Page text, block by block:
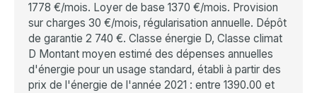
1778 €/mois. Loyer de base 1370 €/mois. Provision
sur charges 30 €/mois, régularisation annuelle. Dépôt
de garantie 2 740 €. Classe énergie D, Classe climat
D Montant moyen estimé des dépenses annuelles
d'énergie pour un usage standard, établi à partir des
prix de l'énergie de l'année 2021 : entre 1390.00 et